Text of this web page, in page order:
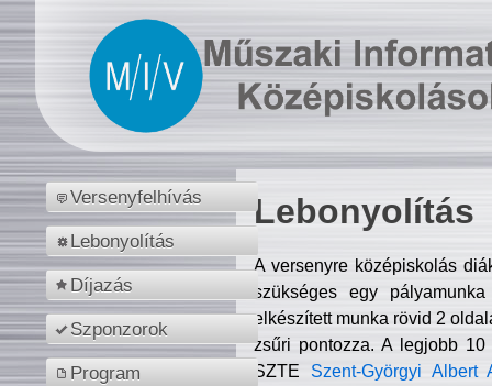
Versenyfelhívás
Lebonyolítás
Díjazás
Szponzorok
Program
Lebonyolítás
A versenyre középiskolás
szükséges egy
elkészített munka rövid 2
zsűri pontozza. A legjobb
SZTE Szent-Györgyi Albert